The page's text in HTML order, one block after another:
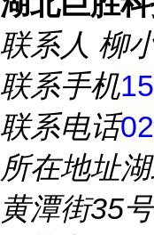
联系人 柳
联系手机
联系电话
所在地址
黄潭街35号